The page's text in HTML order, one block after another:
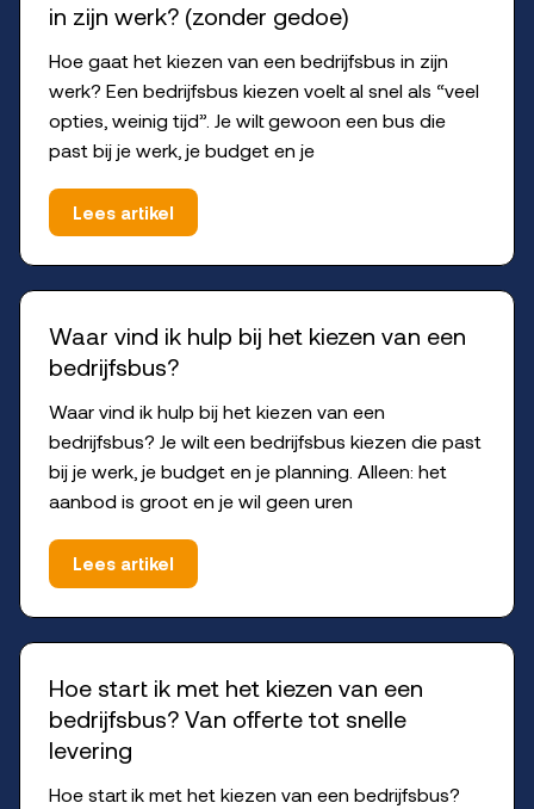
in zijn werk? (zonder gedoe)
Hoe gaat het kiezen van een bedrijfsbus in zijn
werk? Een bedrijfsbus kiezen voelt al snel als “veel
opties, weinig tijd”. Je wilt gewoon een bus die
past bij je werk, je budget en je
Lees artikel
Waar vind ik hulp bij het kiezen van een
bedrijfsbus?
Waar vind ik hulp bij het kiezen van een
bedrijfsbus? Je wilt een bedrijfsbus kiezen die past
bij je werk, je budget en je planning. Alleen: het
aanbod is groot en je wil geen uren
Lees artikel
Hoe start ik met het kiezen van een
bedrijfsbus? Van offerte tot snelle
levering
Hoe start ik met het kiezen van een bedrijfsbus?